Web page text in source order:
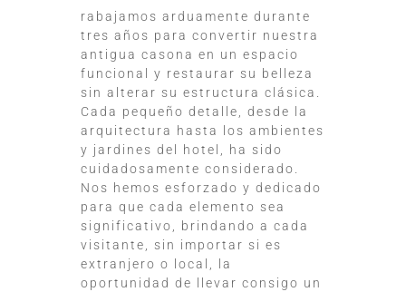
rabajamos arduamente durante
tres años para convertir nuestra
antigua casona en un espacio
funcional y restaurar su belleza
sin alterar su estructura clásica.
Cada pequeño detalle, desde la
arquitectura hasta los ambientes
y jardines del hotel, ha sido
cuidadosamente considerado.
Nos hemos esforzado y dedicado
para que cada elemento sea
significativo, brindando a cada
visitante, sin importar si es
extranjero o local, la
oportunidad de llevar consigo un